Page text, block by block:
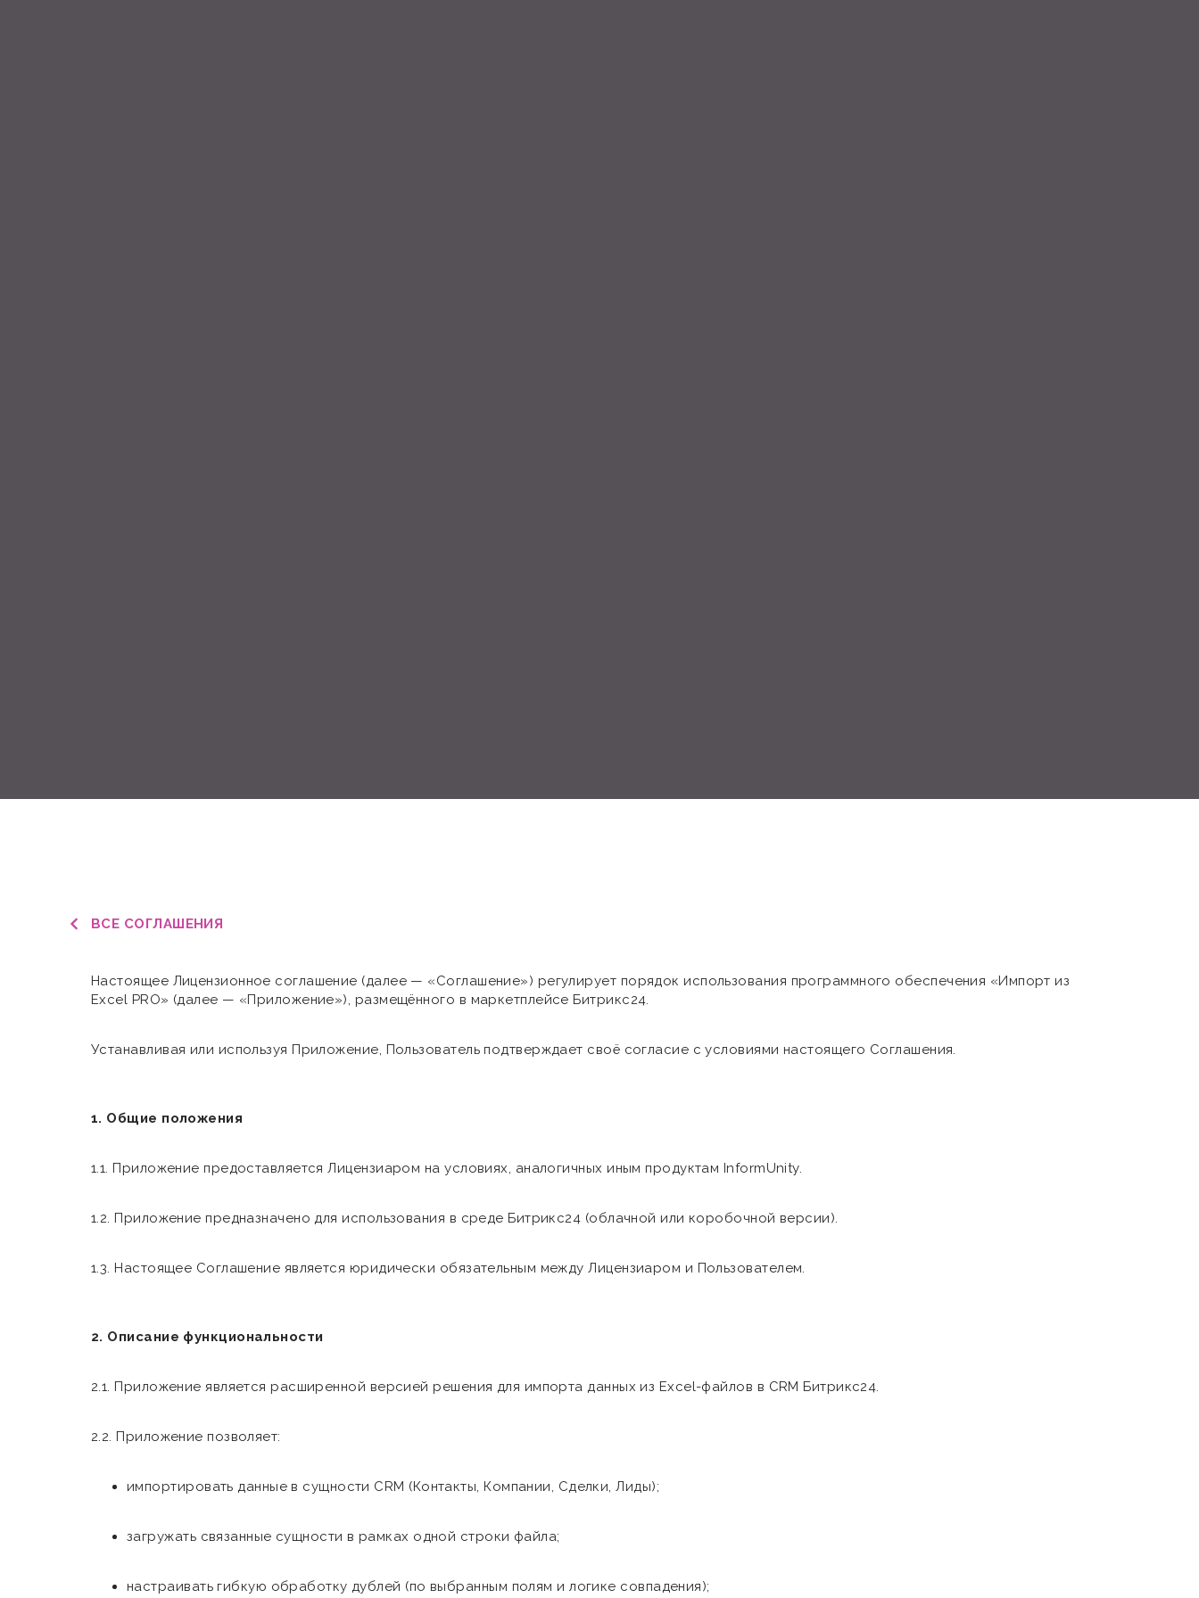
ВСЕ СОГЛАШЕНИЯ
Настоящее Лицензионное соглашение (далее — «Соглашение») регулирует порядок использования программного обеспечения «Импорт из
Excel PRO» (далее — «Приложение»), размещённого в маркетплейсе Битрикс24.
Устанавливая или используя Приложение, Пользователь подтверждает своё согласие с условиями настоящего Соглашения.
1. Общие положения
1.1. Приложение предоставляется Лицензиаром на условиях, аналогичных иным продуктам InformUnity.
1.2. Приложение предназначено для использования в среде Битрикс24 (облачной или коробочной версии).
1.3. Настоящее Соглашение является юридически обязательным между Лицензиаром и Пользователем.
2. Описание функциональности
2.1. Приложение является расширенной версией решения для импорта данных из Excel-файлов в CRM Битрикс24.
2.2. Приложение позволяет:
импортировать данные в сущности CRM (Контакты, Компании, Сделки, Лиды);
загружать связанные сущности в рамках одной строки файла;
настраивать гибкую обработку дублей (по выбранным полям и логике совпадения);